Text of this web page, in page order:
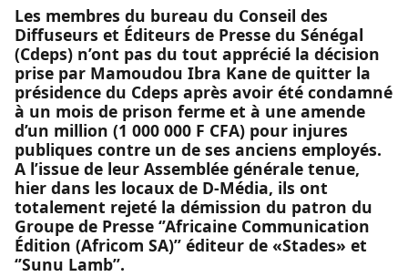
Les membres du bureau du Conseil des
Diffuseurs et Éditeurs de Presse du Sénégal
(Cdeps) n’ont pas du tout apprécié la décision
prise par Mamoudou Ibra Kane de quitter la
présidence du Cdeps après avoir été condamné
à un mois de prison ferme et à une amende
d’un million (1 000 000 F CFA) pour injures
publiques contre un de ses anciens employés.
A l’issue de leur Assemblée générale tenue,
hier dans les locaux de D-Média, ils ont
totalement rejeté la démission du patron du
Groupe de Presse ‘’Africaine Communication
Édition (Africom SA)’’ éditeur de «Stades» et
‘’Sunu Lamb’’.